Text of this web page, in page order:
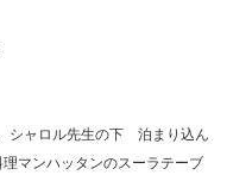
ャロル先生の下 泊まり込ん
ンハッタンのスーラテーブ